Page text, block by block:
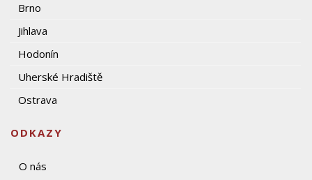
Brno
Jihlava
Hodonín
Uherské Hradiště
Ostrava
ODKAZY
O nás